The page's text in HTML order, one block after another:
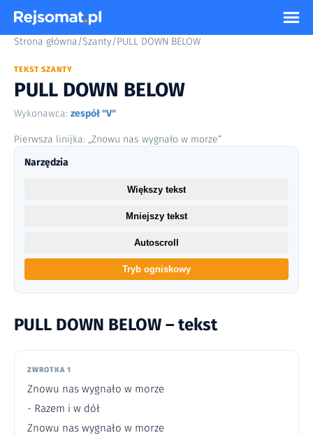
Strona główna/Szanty/PULL DOWN BELOW
TEKST SZANTY
PULL DOWN BELOW
Wykonawca: zespół "V"
Pierwsza linijka: „Znowu nas wygnało w morze”
PULL DOWN BELOW – tekst
ZWROTKA 1
Znowu nas wygnało w morze
- Razem i w dół
Znowu nas wygnało w morze
Narzędzia
Większy tekst
Mniejszy tekst
Autoscroll
Tryb ogniskowy